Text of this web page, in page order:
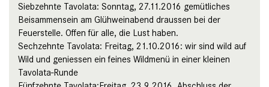
Siebzehnte Tavolata: Sonntag, 27.11.2016 gemütliches
Beisammensein am Glühweinabend draussen bei der
Feuerstelle. Offen für alle, die Lust haben.
Sechzehnte Tavolata: Freitag, 21.10.2016: wir sind wild auf
Wild und geniessen ein feines Wildmenü in einer kleinen
Tavolata-Runde